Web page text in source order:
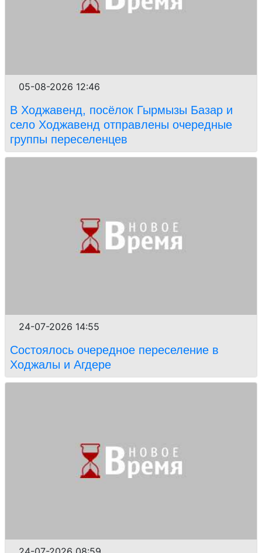
05-08-2026 12:46
В Ходжавенд, посёлок Гырмызы Базар и
село Ходжавенд отправлены очередные
группы переселенцев
24-07-2026 14:55
Состоялось очередное переселение в
Ходжалы и Агдере